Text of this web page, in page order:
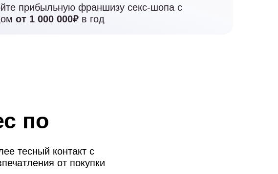
прибыльную франшизу секс-шопа с
от 1 000 000₽ в год
по
тесный контакт с
от покупки